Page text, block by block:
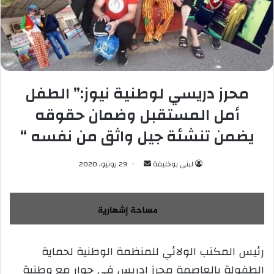
محرز دريسي لوطنية نيوز:” الطفل
أمل المستقبل وضمان حقوقه
يضمن تنشئة جيل واثق من نفسه “
لبنى بوخليفة
س
ل
ب
ي
د
29 يونيو، 2020
رئيس المكتب الولائي للمنظمة الوطنية لحماية
الطفولة بالعاصمة محرز إدريس في حوار مع وطنية